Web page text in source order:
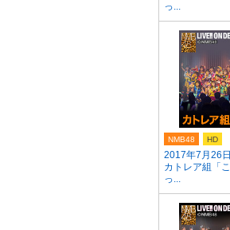
っ...
2017年7月26日
カトレア組「
っ...
NMB48 HD